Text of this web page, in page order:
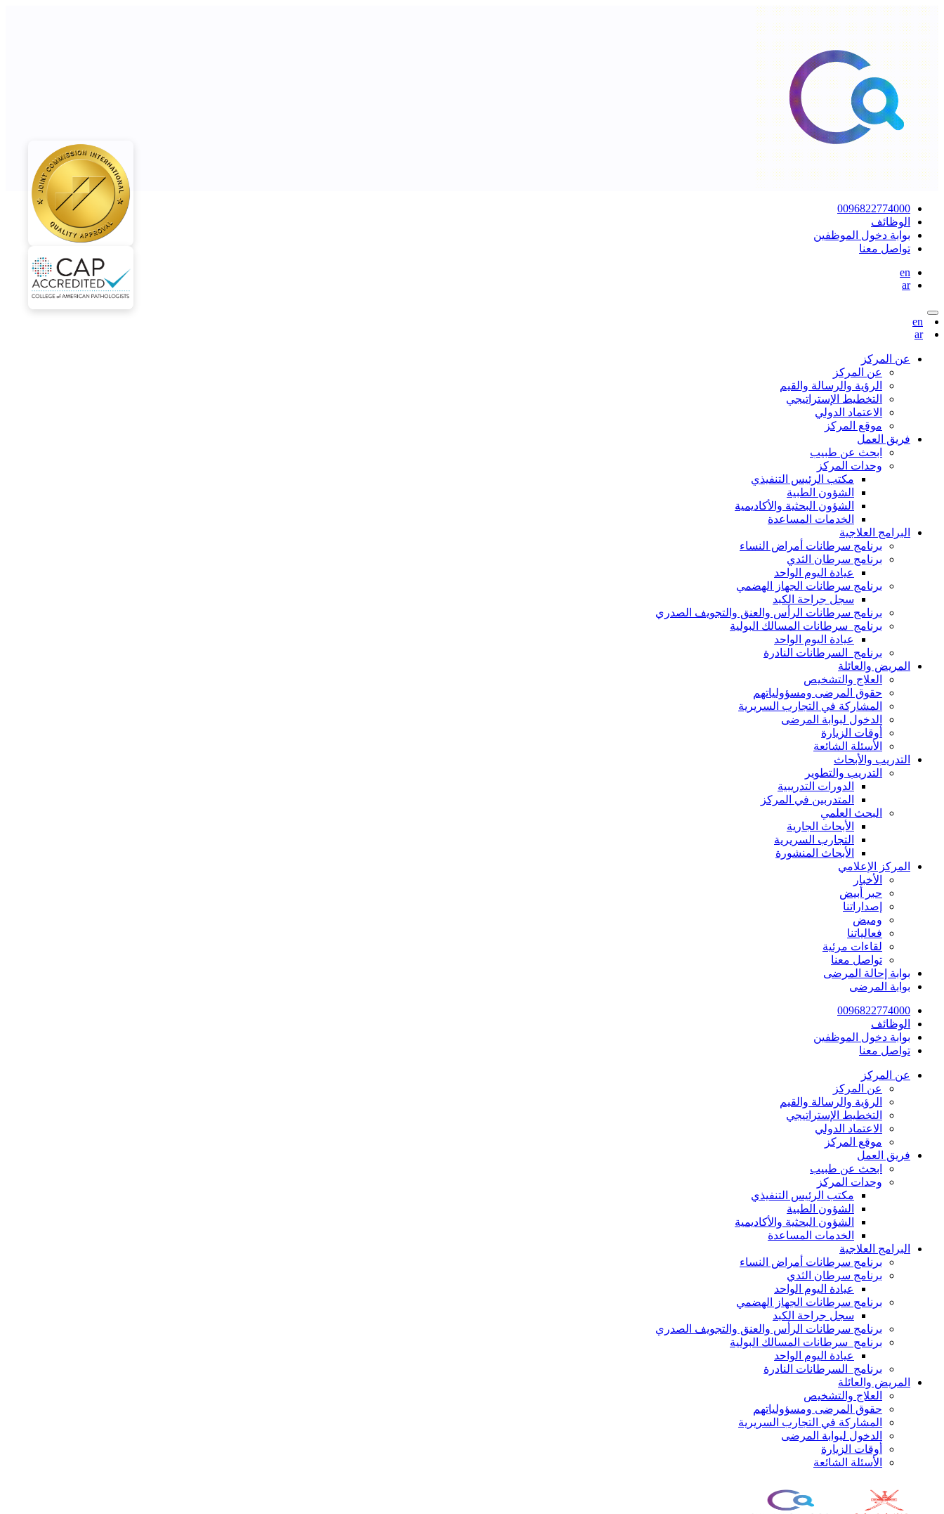
0096822774000
الوظائف
بوابة دخول الموظفين
تواصل معنا
en
ar
en
ar
عن المركز
عن المركز
الرؤية والرسالة والقيم
التخطيط الإستراتيجي
الاعتماد الدولي
موقع المركز
فريق العمل
ابحث عن طبيب
وحدات المركز
مكتب الرئيس التنفيذي
الشؤون الطبية
الشؤون البحثية والأكاديمية
الخدمات المساعدة
البرامج العلاجية
برنامج سرطانات أمراض النساء
برنامج سرطان الثدي
عيادة اليوم الواحد
برنامج سرطانات الجهاز الهضمي
سجل جراحة الكبد
برنامج سرطانات الرأس والعنق والتجويف الصدري
برنامج سرطانات المسالك البولية
عيادة اليوم الواحد
برنامج السرطانات النادرة
المريض والعائلة
العلاج والتشخيص
حقوق المرضى ومسؤولياتهم
المشاركة في التجارب السريرية
الدخول لبوابة المرضى
أوقات الزيارة
الأسئلة الشائعة
التدريب والأبحاث
التدريب والتطوير
الدورات التدريبية
المتدربين في المركز
البحث العلمي
الأبحاث الجارية
التجارب السريرية
الأبحاث المنشورة
المركز الإعلامي
الأخبار
حبر أبيض
إصداراتنا
وميض
فعالياتنا
لقاءات مرئية
تواصل معنا
بوابة إحالة المرضى
بوابة المرضى
0096822774000
الوظائف
بوابة دخول الموظفين
تواصل معنا
عن المركز
عن المركز
الرؤية والرسالة والقيم
التخطيط الإستراتيجي
الاعتماد الدولي
موقع المركز
فريق العمل
ابحث عن طبيب
وحدات المركز
مكتب الرئيس التنفيذي
الشؤون الطبية
الشؤون البحثية والأكاديمية
الخدمات المساعدة
البرامج العلاجية
برنامج سرطانات أمراض النساء
برنامج سرطان الثدي
عيادة اليوم الواحد
برنامج سرطانات الجهاز الهضمي
سجل جراحة الكبد
برنامج سرطانات الرأس والعنق والتجويف الصدري
برنامج سرطانات المسالك البولية
عيادة اليوم الواحد
برنامج السرطانات النادرة
المريض والعائلة
العلاج والتشخيص
حقوق المرضى ومسؤولياتهم
المشاركة في التجارب السريرية
الدخول لبوابة المرضى
أوقات الزيارة
الأسئلة الشائعة